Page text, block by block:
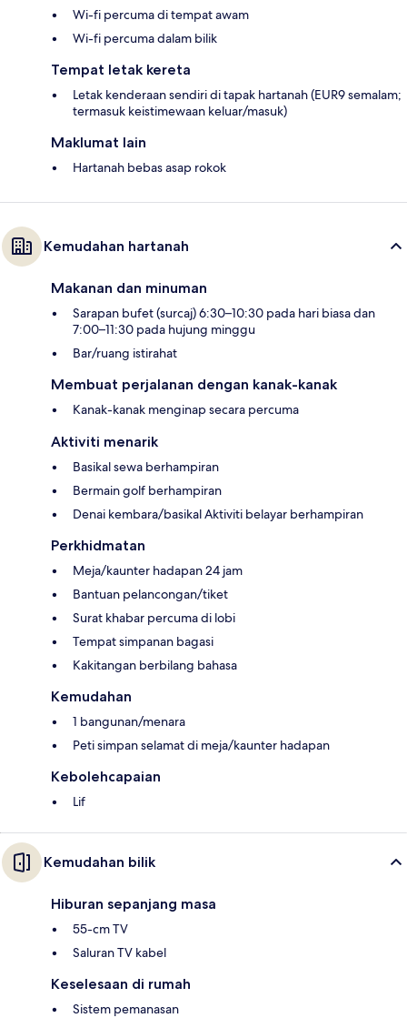
Wi-fi percuma di tempat awam
Wi-fi percuma dalam bilik
Tempat letak kereta
Letak kenderaan sendiri di tapak hartanah (EUR9 semalam;
termasuk keistimewaan keluar/masuk)
Maklumat lain
Hartanah bebas asap rokok
Kemudahan hartanah
Makanan dan minuman
Sarapan bufet (surcaj) 6:30–10:30 pada hari biasa dan
7:00–11:30 pada hujung minggu
Bar/ruang istirahat
Membuat perjalanan dengan kanak-kanak
Kanak-kanak menginap secara percuma
Aktiviti menarik
Basikal sewa berhampiran
Bermain golf berhampiran
Denai kembara/basikal Aktiviti belayar berhampiran
Perkhidmatan
Meja/kaunter hadapan 24 jam
Bantuan pelancongan/tiket
Surat khabar percuma di lobi
Tempat simpanan bagasi
Kakitangan berbilang bahasa
Kemudahan
1 bangunan/menara
Peti simpan selamat di meja/kaunter hadapan
Kebolehcapaian
Lif
Kemudahan bilik
Hiburan sepanjang masa
55-cm TV
Saluran TV kabel
Keselesaan di rumah
Sistem pemanasan